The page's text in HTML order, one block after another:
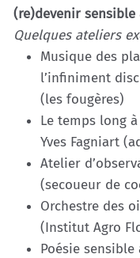
(re)devenir sensible
Quelques ateliers
Musique des
l’infiniment
(les fougères)
Le temps long
Yves Fagniart
Atelier
(secoueur de
Orchestre des
(Institut Agro
Poésie